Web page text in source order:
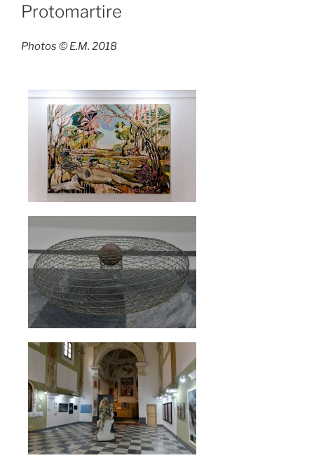
Protomartire
Photos © E.M. 2018